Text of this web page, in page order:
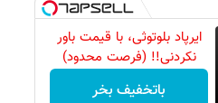
ایرپاد بلوتوثی، با قیمت باور
نکردنی!! (فرصت محدود)
باتخفیف بخر